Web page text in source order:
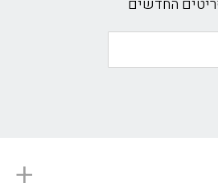
החדשים